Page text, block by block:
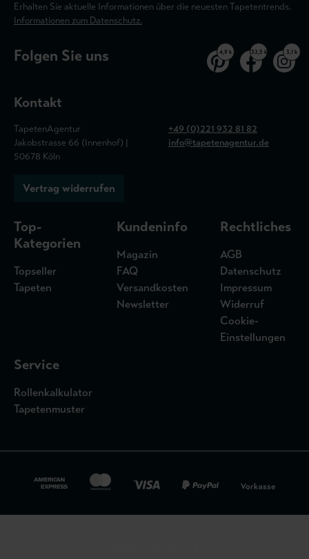
Erhalten Sie aktuelle Informationen über die neuesten Tapetentrends.
Informationen zum Datenschutz.
Folgen Sie uns 4,9 k 32,5 k 3,1 k
Kontakt
TapetenAgentur
Jakobstrasse 66 (Innenhof) |
50678 Köln
+49 (0)221 932 81 82
info@tapetenagentur.de
Vertrag widerrufen
Top-
Kategorien
Topseller
Tapeten
Kundeninfo
Magazin
FAQ
Versandkosten
Newsletter
Rechtliches
AGB
Datenschutz
Impressum
Widerruf
Cookie-
Einstellungen
Service
Rollenkalkulator
Tapetenmuster